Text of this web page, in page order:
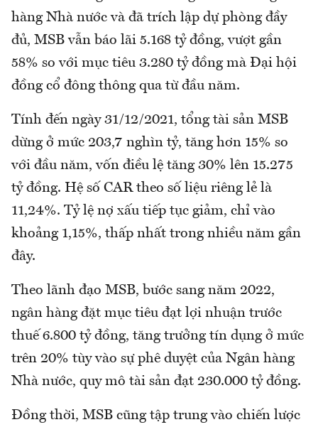
hàng Nhà nước và đã trích lập dự phòng đầy
đủ, MSB vẫn báo lãi 5.168 tỷ đồng, vượt gần
58% so với mục tiêu 3.280 tỷ đồng mà Đại hội
đồng cổ đông thông qua từ đầu năm.
Tính đến ngày 31/12/2021, tổng tài sản MSB
dừng ở mức 203,7 nghìn tỷ, tăng hơn 15% so
với đầu năm, vốn điều lệ tăng 30% lên 15.275
tỷ đồng. Hệ số CAR theo số liệu riêng lẻ là
11,24%. Tỷ lệ nợ xấu tiếp tục giảm, chỉ vào
khoảng 1,15%, thấp nhất trong nhiều năm gần
đây.
Theo lãnh đạo MSB, bước sang năm 2022,
ngân hàng đặt mục tiêu đạt lợi nhuận trước
thuế 6.800 tỷ đồng, tăng trưởng tín dụng ở mức
trên 20% tùy vào sự phê duyệt của Ngân hàng
Nhà nước, quy mô tài sản đạt 230.000 tỷ đồng.
Đồng thời, MSB cũng tập trung vào chiến lược